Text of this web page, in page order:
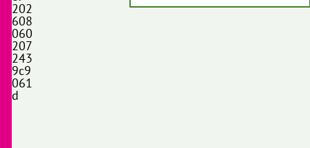
202
608
060
207
243
9c9
061
d